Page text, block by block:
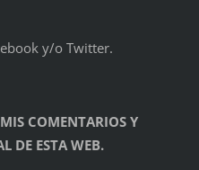
y/o Twitter.
COMENTARIOS Y
DE ESTA WEB.